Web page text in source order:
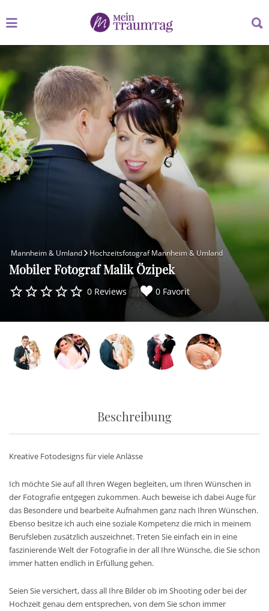
nach:
nach:
Mannheim & Umland Hochzeitsfotograf Mannheim & Umland
Mobiler Fotograf Malik Özipek
0 Reviews 0 Favorit
Beschreibung
Kreative Fotodesigns für viele Anlässe
Ich möchte Sie auf all Ihren Wegen begleiten, um Ihren Wünschen in
der Fotografie entgegen zukommen. Auch beweise ich dabei Auge für
das Besondere und bearbeite Aufnahmen ganz nach Ihren Wünschen.
Ebenso besitze ich auch eine soziale Kompetenz die mich in meinem
Berufsleben zusätzlich auszeichnet. Treten Sie einfach ein in eine
faszinierende Welt der Fotografie in der all Ihre Wünsche, die Sie schon
immer hatten endlich in Erfüllung gehen.
Seien Sie versichert, dass all Ihre Bilder ob im Shooting oder bei der
Hochzeit genau dem entsprechen, von dem Sie schon immer